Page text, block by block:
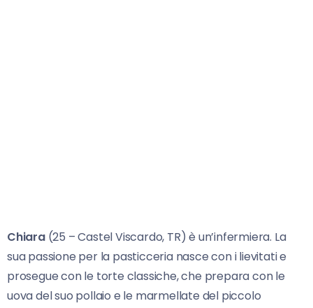
Chiara(25 – Castel Viscardo, TR) è un’infermiera. La
sua passione per la pasticceria nasce con i lievitati e
prosegue con le torte classiche, che prepara con le
uova del suo pollaio e le marmellate del piccolo